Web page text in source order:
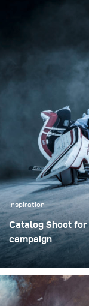
Inspiration
Catalog Shoot for
campaign
We shot all day
battery once.